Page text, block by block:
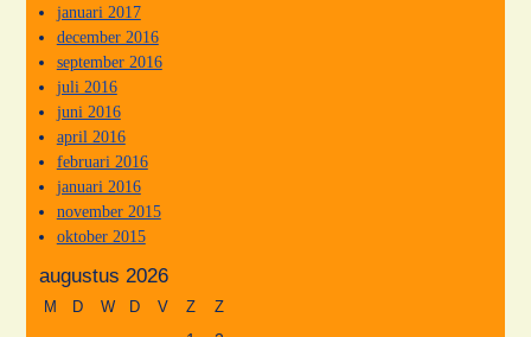
januari 2017
december 2016
september 2016
juli 2016
juni 2016
april 2016
februari 2016
januari 2016
november 2015
oktober 2015
augustus 2026
M D W D V Z Z